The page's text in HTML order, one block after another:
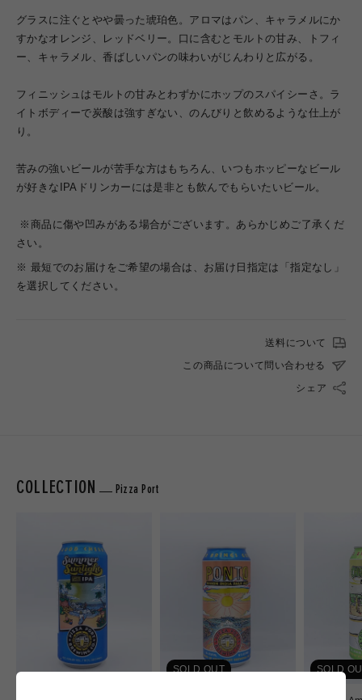
グラスに注ぐとやや曇った琥珀色。アロマはパン、キャラメルにか
すかなオレンジ、レッドベリー。口に含むとモルトの甘み、トフィ
ー、キャラメル、香ばしいパンの味わいがじんわりと広がる。
フィニッシュはモルトの甘みとわずかにホップのスパイシーさ。ラ
イトボディーで炭酸は強すぎない、のんびりと飲めるような仕上が
り。
苦みの強いビールが苦手な方はもちろん、いつもホッピーなビール
が好きなIPAドリンカーには是非とも飲んでもらいたいビール。
※商品に傷や凹みがある場合がございます。あらかじめご了承くだ
さい。
※ 最短でのお届けをご希望の場合は、お届け日指定は「指定なし」
を選択してください。
送料について
この商品について問い合わせる
シェア
COLLECTION Pizza Port
SOLD OUT SOLD